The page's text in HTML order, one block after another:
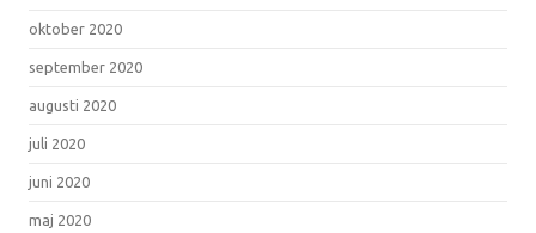
oktober 2020
september 2020
augusti 2020
juli 2020
juni 2020
maj 2020